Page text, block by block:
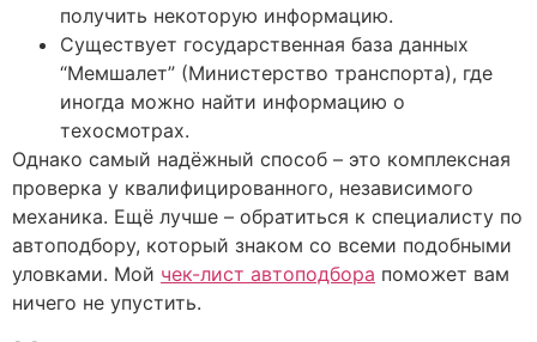
получить некоторую информацию.
Существует государственная база данных
“Мемшалет” (Министерство транспорта), где
иногда можно найти информацию о
техосмотрах.
Однако самый надёжный способ – это комплексная
проверка у квалифицированного, независимого
механика. Ещё лучше – обратиться к специалисту по
автоподбору, который знаком со всеми подобными
уловками. Мой чек-лист автоподбора поможет вам
ничего не упустить.